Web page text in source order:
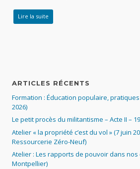
Lire la suite
ARTICLES RÉCENTS
Formation : Éducation populaire,
2026)
Le petit procès du militantisme – Acte II –
Atelier « la propriété c’est du vol » (7 juin
Ressourcerie Zéro-Neuf)
Atelier : Les rapports de pouvoir dans nos
Montpellier)